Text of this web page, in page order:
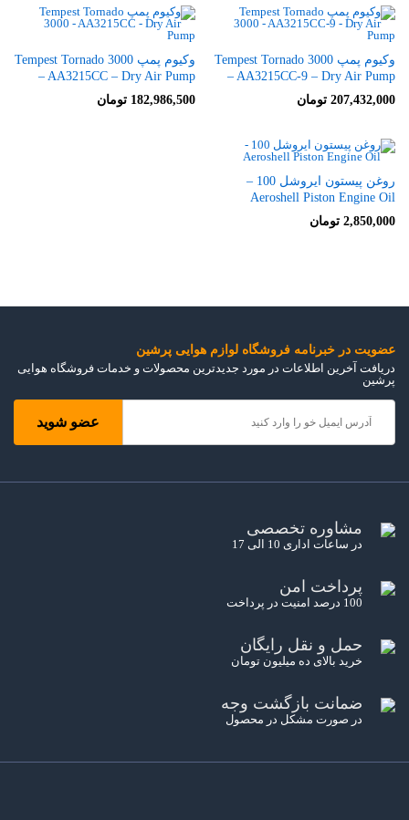
وکیوم پمپ Tempest Tornado 3000
– AA3215CC-9 – Dry Air Pump
207,432,000 تومان
وکیوم پمپ Tempest Tornado 3000
– AA3215CC – Dry Air Pump
182,986,500 تومان
روغن پیستون ایروشل 100 –
Aeroshell Piston Engine Oil
2,850,000 تومان
عضویت در خبرنامه فروشگاه لوازم هوایی پرشین
دریافت آخرین اطلاعات در مورد جدیدترین محصولات و خدمات فروشگاه هوایی
پرشین
مشاوره تخصصی
در ساعات اداری 10 الی 17
پرداخت امن
100 درصد امنیت در پرداخت
حمل و نقل رایگان
خرید بالای ده میلیون تومان
ضمانت بازگشت وجه
در صورت مشکل در محصول